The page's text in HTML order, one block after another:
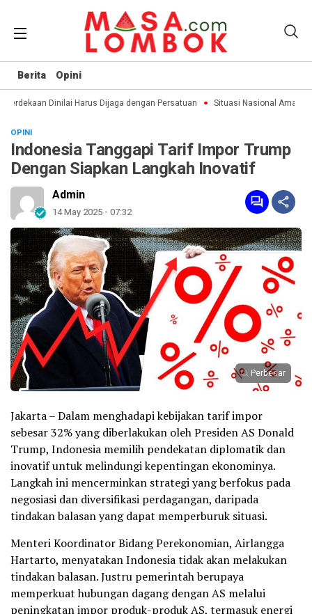
Berita Opini
Dinilai Harus Dijaga dengan Persatuan Situasi Nasional Aman,
OPINI
Indonesia Tanggapi Tarif Impor Trump
Dengan Siapkan Langkah Inovatif
Admin
14 May 2025 - 07:32
Perbesar
Jakarta – Dalam menghadapi kebijakan tarif impor
sebesar 32% yang diberlakukan oleh Presiden AS Donald
Trump, Indonesia memilih pendekatan diplomatik dan
inovatif untuk melindungi kepentingan ekonominya.
Langkah ini mencerminkan strategi yang berfokus pada
negosiasi dan diversifikasi perdagangan, daripada
tindakan balasan yang dapat memperburuk situasi.
Menteri Koordinator Bidang Perekonomian, Airlangga
Hartarto, menyatakan Indonesia tidak akan melakukan
tindakan balasan. Justru pemerintah berupaya
memperkuat hubungan dagang dengan AS melalui
peningkatan impor produk-produk AS, termasuk energi